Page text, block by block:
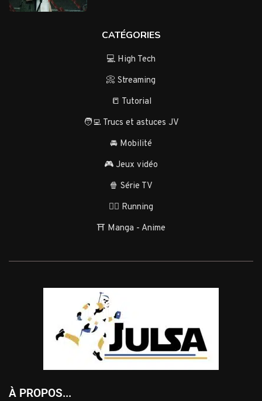
CATÉGORIES
💻 High Tech
📀 Streaming
📒 Tutorial
🧑‍💻 Trucs et astuces JV
🚘 Mobilité
🎮 Jeux vidéo
🍿 Série TV
🏃‍♂️ Running
⛩️ Manga - Anime
À PROPOS...